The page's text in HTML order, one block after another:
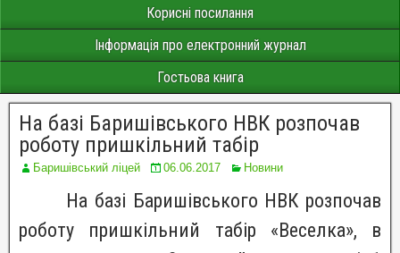
Корисні посилання
Інформація про електронний журнал
Гостьова книга
На базі Баришівського НВК розпочав
роботу пришкільний табір
Баришівський ліцей 06.06.2017 Новини
На базі Баришівського НВК розпочав
роботу пришкільний табір «Веселка», в